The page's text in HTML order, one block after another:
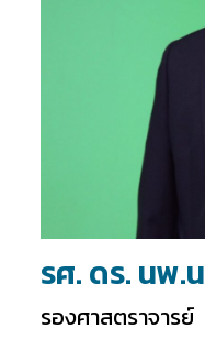
รศ. ดร. นพ
รองศาสตราจารย์